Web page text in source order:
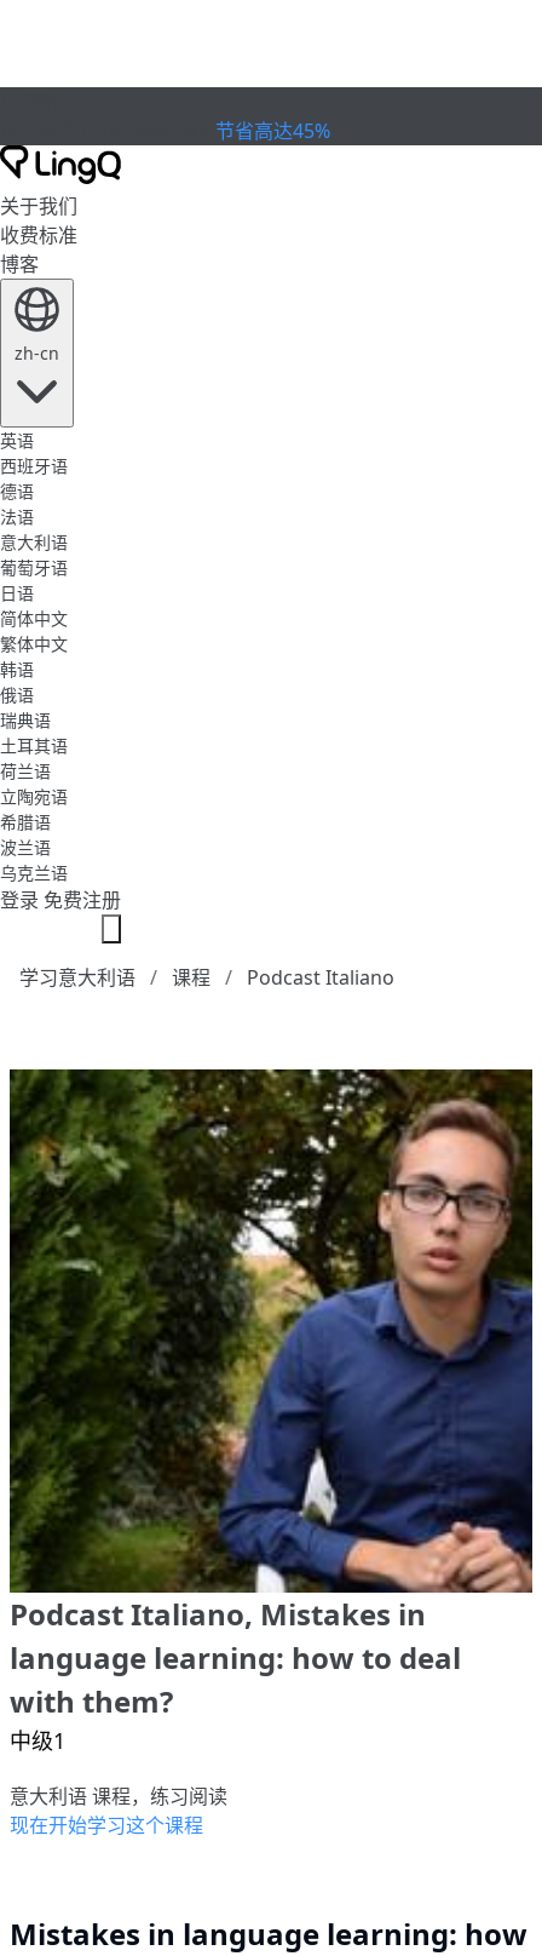
节省高达45%
关于我们
收费标准
博客
zh-cn
英语
西班牙语
德语
法语
意大利语
葡萄牙语
日语
简体中文
繁体中文
韩语
俄语
瑞典语
土耳其语
荷兰语
立陶宛语
希腊语
波兰语
乌克兰语
登录 免费注册
学习意大利语 课程 Podcast Italiano
Podcast Italiano, Mistakes in
language learning: how to deal
with them?
中级1
意大利语 课程，练习阅读
现在开始学习这个课程
Mistakes in language learning: how